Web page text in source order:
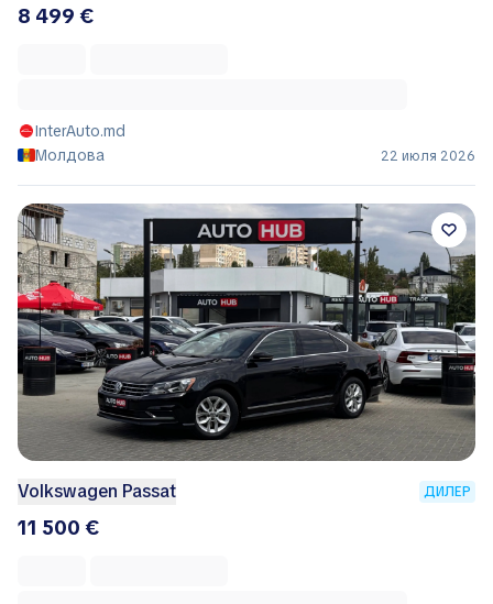
8 499 €
InterAuto.md
Молдова
22 июля 2026
Volkswagen Passat ДИЛЕР
11 500 €